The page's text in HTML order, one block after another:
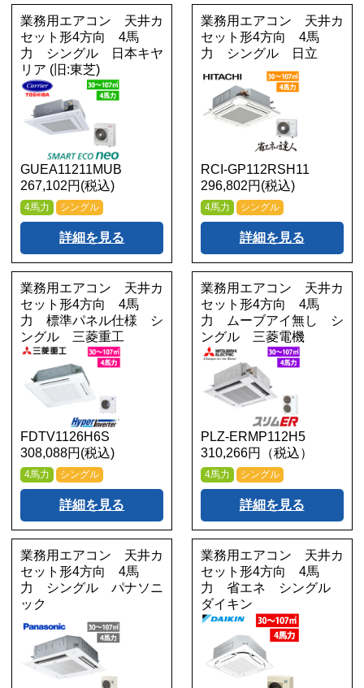
業務用エアコン 天井カ
セット形4方向 4馬
力 シングル 日本キヤ
リア (旧:東芝)
GUEA11211MUB
267,102円(税込)
4馬力 シングル
詳細を見る
業務用エアコン 天井カ
セット形4方向 4馬
力 シングル 日立
RCI-GP112RSH11
296,802円(税込)
4馬力 シングル
詳細を見る
業務用エアコン 天井カ
セット形4方向 4馬
力 標準パネル仕様 シ
ングル 三菱重工
FDTV1126H6S
308,088円(税込)
4馬力 シングル
詳細を見る
業務用エアコン 天井カ
セット形4方向 4馬
力 ムーブアイ無し シ
ングル 三菱電機
PLZ-ERMP112H5
310,266円（税込）
4馬力 シングル
詳細を見る
業務用エアコン 天井カ
セット形4方向 4馬
力 シングル パナソニ
ック
業務用エアコン 天井カ
セット形4方向 4馬
力 省エネ シングル
ダイキン